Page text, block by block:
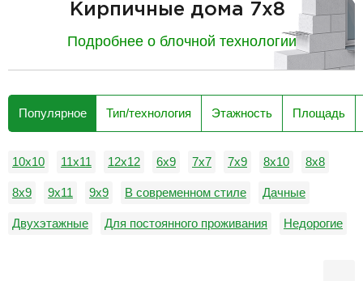
Кирпичные дома 7x8
Подробнее о блочной технологии
Популярное Тип/технология Этажность Площадь
10х10 11х11 12х12 6х9 7х7 7х9 8х10 8х8
8х9 9х11 9х9 В современном стиле Дачные
Двухэтажные Для постоянного проживания Недорогие